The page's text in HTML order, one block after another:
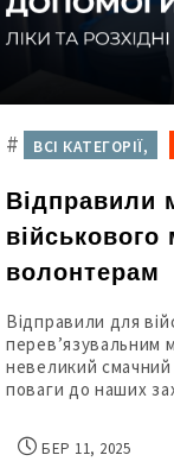
# ВСІ КАТЕГОРІЇ,
Відправили
волонтерам
Відправили для
перев’язувальним
невеликий смачний
поваги до наших
БЕР 11, 2025